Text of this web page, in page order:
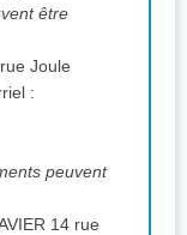
être
, courriel :
peuvent
14 rue